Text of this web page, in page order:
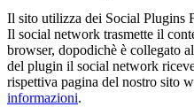
Il sito utilizza dei Social Plugins
Il social network trasmette il
browser, dopodichè è collegato
del plugin il social network
rispettiva pagina del nostro sito
informazioni.